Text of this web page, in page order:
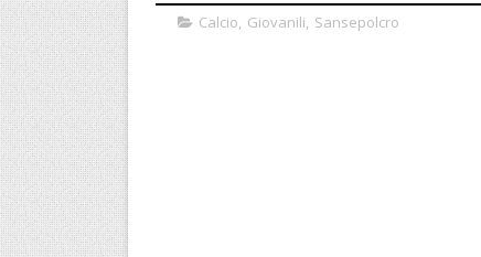
Calcio, Giovanili, Sansepolcro